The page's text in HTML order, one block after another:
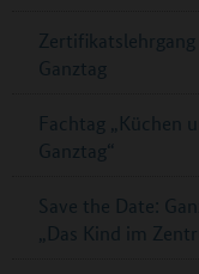
Ganztag
Fachtag „Küchen
Ganztag“
Save the Date:
„Das Kind im